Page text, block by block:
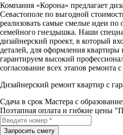
Компания «Корона» предлагает
Севастополе по выгодной
реализовать самые смелые идеи
семейного гнездышка. Наши
дизайнерский проект, в который
деталей, для оформления
гарантируем высокий
согласование всех этапов ремонта
Дизайнерский ремонт квартир с
Сдача в срок Мастера с
Поэтапная оплата и гибкие цены